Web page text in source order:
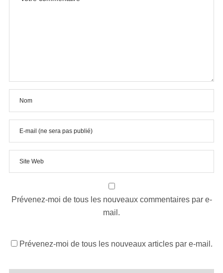
Prévenez-moi de tous les nouveaux commentaires par e-
mail.
Prévenez-moi de tous les nouveaux articles par e-mail.